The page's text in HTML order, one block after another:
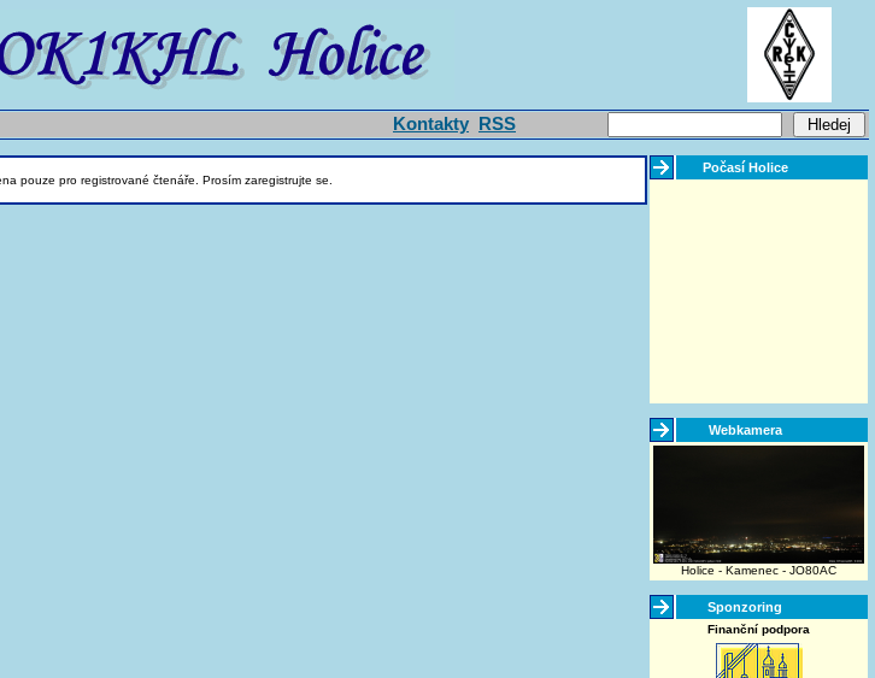
Kontakty RSS
pouze pro registrované čtenáře. Prosím zaregistrujte se.
Počasí Holice
Webkamera
Holice - Kamenec - JO80AC
Sponzoring
Finanční podpora